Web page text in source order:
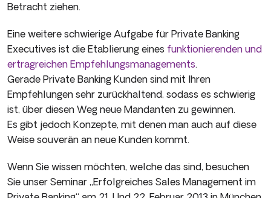
Betracht ziehen.
Eine weitere schwierige Aufgabe für Private Banking
Executives ist die Etablierung eines funktionierenden und
ertragreichen Empfehlungsmanagements.
Gerade Private Banking Kunden sind mit Ihren
Empfehlungen sehr zurückhaltend, sodass es schwierig
ist, über diesen Weg neue Mandanten zu gewinnen.
Es gibt jedoch Konzepte, mit denen man auch auf diese
Weise souverän an neue Kunden kommt.
Wenn Sie wissen möchten, welche das sind, besuchen
Sie unser Seminar „Erfolgreiches Sales Management im